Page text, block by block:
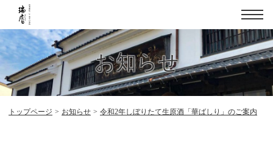
メ
ニュ
お知らせ
トップページ お知らせ 令和2年しぼりたて生原酒「華ばしり」のご案内